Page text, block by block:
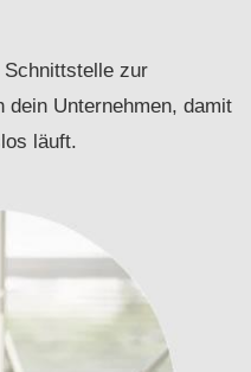
zur
dein Unternehmen, damit
läuft.